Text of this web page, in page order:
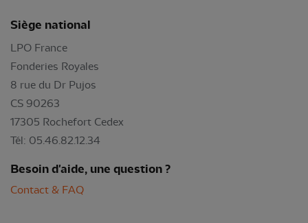
Siège national
LPO France
Fonderies Royales
8 rue du Dr Pujos
CS 90263
17305 Rochefort Cedex
Tél: 05.46.82.12.34
Besoin d'aide, une question ?
Contact & FAQ